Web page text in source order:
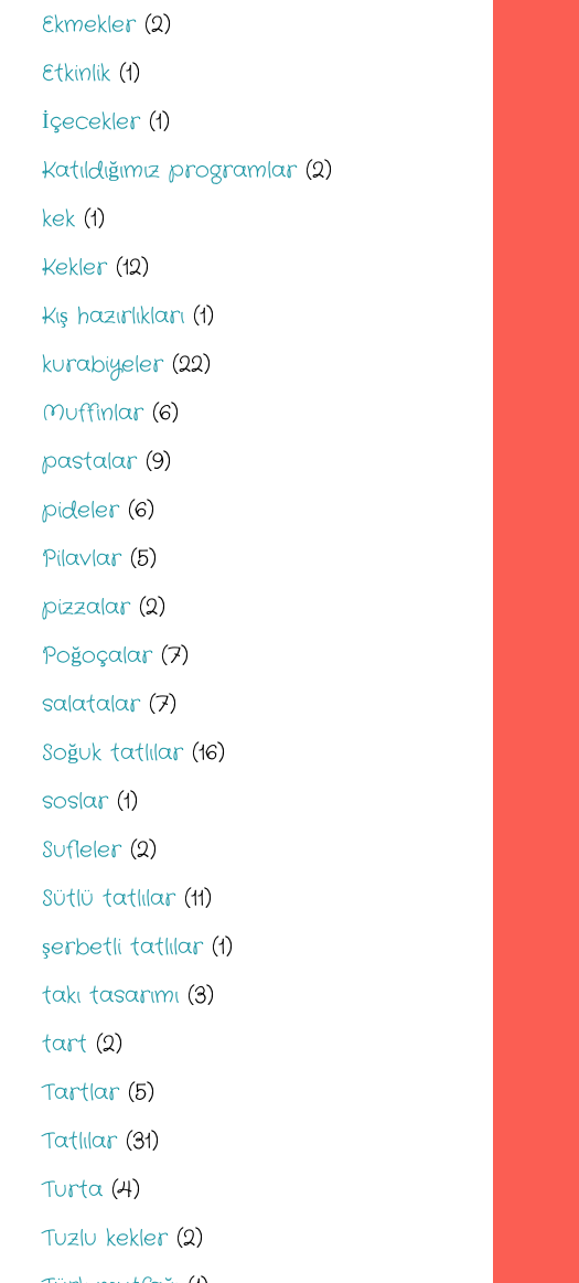
Ekmekler (2)
Etkinlik (1)
İçecekler (1)
Katıldığımız programlar (2)
kek (1)
Kekler (12)
Kış hazırlıkları (1)
kurabiyeler (22)
Muffınlar (6)
pastalar (9)
pideler (6)
Pilavlar (5)
pizzalar (2)
Poğoçalar (7)
salatalar (7)
Soğuk tatlılar (16)
soslar (1)
Sufleler (2)
Sütlü tatlılar (11)
şerbetli tatlılar (1)
takı tasarımı (3)
tart (2)
Tartlar (5)
Tatlılar (31)
Turta (4)
Tuzlu kekler (2)